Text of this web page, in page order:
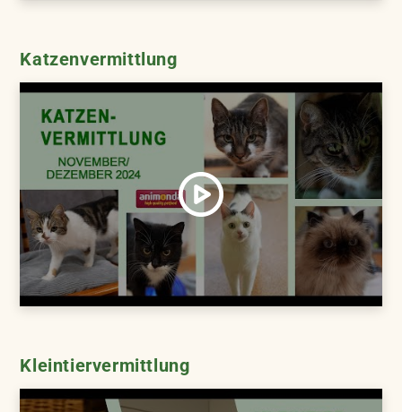
Katzenvermittlung
Kleintiervermittlung